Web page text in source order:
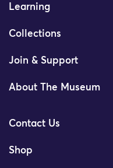
Learning
Collections
Join & Support
About The Museum
Contact Us
Shop